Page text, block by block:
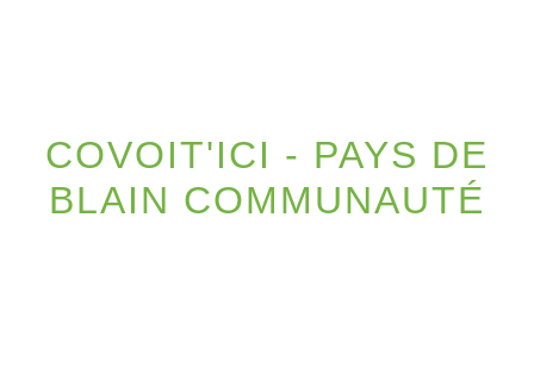
COVOIT'ICI - PAYS DE
BLAIN COMMUNAUTÉ